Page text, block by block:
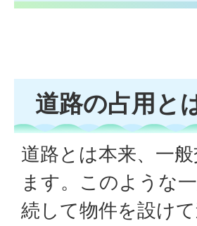
道路の占用と
道路とは本来、一
ます。このような
続して物件を設け